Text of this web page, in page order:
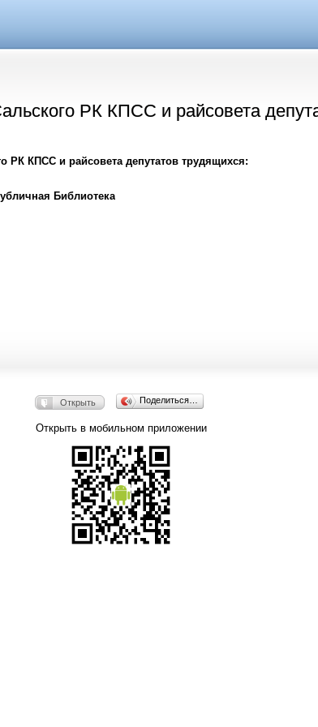
РК КПСС и райсовета
РК КПСС и райсовета депутатов трудящихся:
Библиотека
Открыть Поделиться…
Открыть в мобильном приложении